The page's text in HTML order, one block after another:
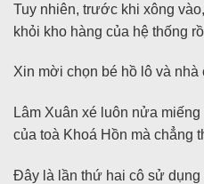
Tuy nhiên, trước khi xông
khỏi kho hàng của hệ thống
Xin mời chọn bé hồ lô và nhà
Lâm Xuân xé luôn nửa
của toà Khoá Hồn mà chẳng
Đây là lần thứ hai cô sử